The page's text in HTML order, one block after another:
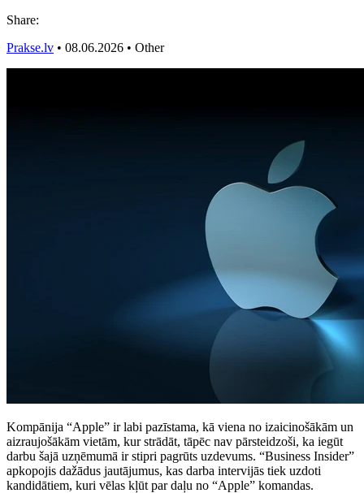
Share:
Prakse.lv • 08.06.2026 • Other
Kompānija “Apple” ir labi pazīstama, kā viena no izaicinošākām un
aizraujošākām vietām, kur strādāt, tāpēc nav pārsteidzoši, ka iegūt
darbu šajā uzņēmumā ir stipri pagrūts uzdevums. “Business Insider”
apkopojis dažādus jautājumus, kas darba intervijās tiek uzdoti
kandidātiem, kuri vēlas kļūt par daļu no “Apple” komandas.